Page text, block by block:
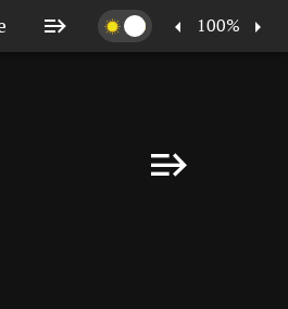
100%